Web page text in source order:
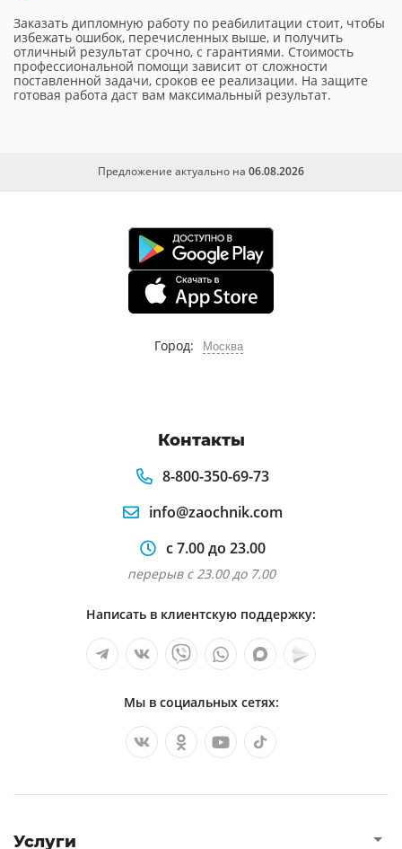
Заказать дипломную работу по реабилитации стоит, чтобы
избежать ошибок, перечисленных выше, и получить
отличный результат срочно, с гарантиями. Стоимость
профессиональной помощи зависит от сложности
поставленной задачи, сроков ее реализации. На защите
готовая работа даст вам максимальный результат.
Предложение актуально на 06.08.2026
Город: Москва
Контакты
8-800-350-69-73
info@zaochnik.com
с 7.00 до 23.00
перерыв с 23.00 до 7.00
Написать в клиентскую поддержку:
Мы в социальных сетях:
Услуги